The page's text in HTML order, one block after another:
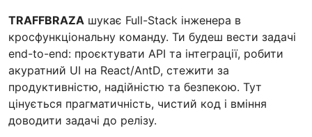
TRAFFBRAZA шукає Full-Stack інженера в
кросфункціональну команду. Ти будеш вести задачі
end-to-end: проєктувати API та інтеграції, робити
акуратний UI на React/AntD, стежити за
продуктивністю, надійністю та безпекою. Тут
цінується прагматичність, чистий код і вміння
доводити задачі до релізу.